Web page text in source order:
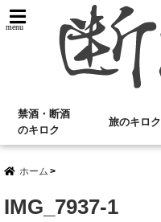
menu
禁酒・断酒
のキロク
旅のキロク
ホーム
IMG_7937-1